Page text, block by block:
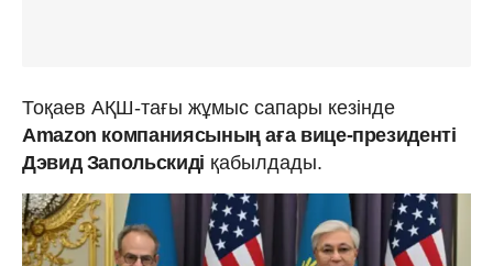
Тоқаев АҚШ-тағы жұмыс сапары кезінде
Amazon компаниясының аға вице-президенті
Дэвид Запольскиді қабылдады.